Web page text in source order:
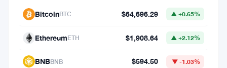
des
numériques
comme
BitcoinBTC $64,696.29 ▲ +0.65%
EthereumETH $1,908.64 ▲ +2.12%
BNBBNB $594.50 ▼ -1.03%